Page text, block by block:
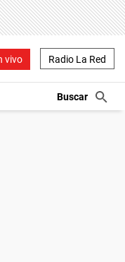
vivo Radio La Red